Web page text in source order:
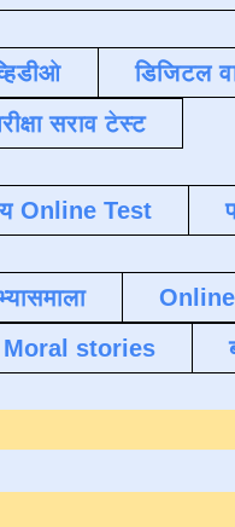
डिजिटल
सराव टेस्ट
Online Test
stories